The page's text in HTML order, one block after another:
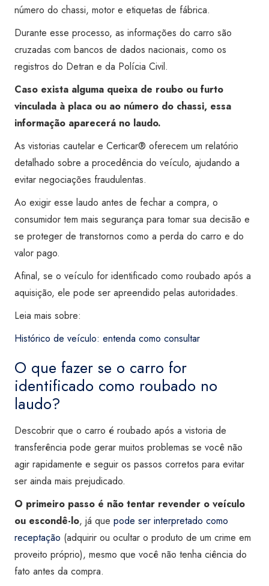
número do chassi, motor e etiquetas de fábrica.
Durante esse processo, as informações do carro são
cruzadas com bancos de dados nacionais, como os
registros do Detran e da Polícia Civil.
Caso exista alguma queixa de roubo ou furto
vinculada à placa ou ao número do chassi, essa
informação aparecerá no laudo.
As vistorias cautelar e Certicar® oferecem um relatório
detalhado sobre a procedência do veículo, ajudando a
evitar negociações fraudulentas.
Ao exigir esse laudo antes de fechar a compra, o
consumidor tem mais segurança para tomar sua decisão e
se proteger de transtornos como a perda do carro e do
valor pago.
Afinal, se o veículo for identificado como roubado após a
aquisição, ele pode ser apreendido pelas autoridades.
Leia mais sobre:
Histórico de veículo: entenda como consultar
O que fazer se o carro for
identificado como roubado no
laudo?
Descobrir que o carro é roubado após a vistoria de
transferência pode gerar muitos problemas se você não
agir rapidamente e seguir os passos corretos para evitar
ser ainda mais prejudicado.
O primeiro passo é não tentar revender o veículo
ou escondê-lo, já que pode ser interpretado como
receptação (adquirir ou ocultar o produto de um crime em
proveito próprio), mesmo que você não tenha ciência do
fato antes da compra.